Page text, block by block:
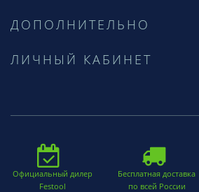
ДОПОЛНИТЕЛЬНО
ЛИЧНЫЙ КАБИНЕТ
Официальный дилер
Festool
Бесплатная доставка
по всей России